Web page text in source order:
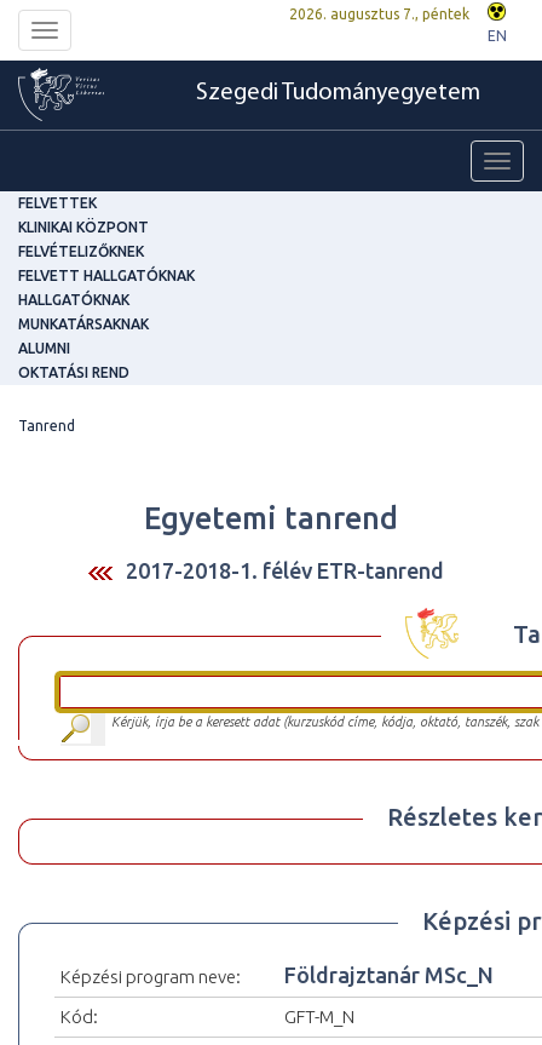
Toggle
navigation
2026. augusztus 7., péntek
EN
Szegedi Tudományegyetem
FELVETTEK
KLINIKAI KÖZPONT
FELVÉTELIZŐKNEK
FELVETT HALLGATÓKNAK
HALLGATÓKNAK
MUNKATÁRSAKNAK
ALUMNI
OKTATÁSI REND
Tanrend
Egyetemi tanrend
2017-2018-1. félév ETR-tanrend
Kérjük, írja be a keresett adat (kurzuskód címe, kódja, oktató, tanszék,
Részletes
Képzési
Képzési program neve: Földrajztanár MSc_N
Kód:
GFT-M_N